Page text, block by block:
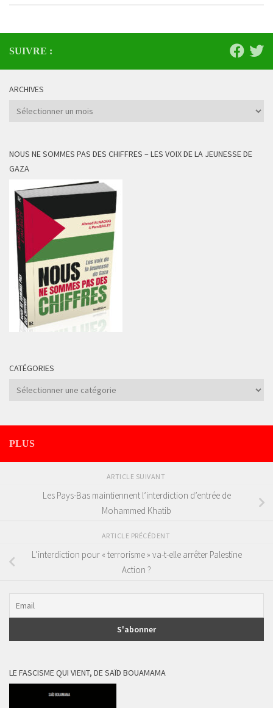
SUIVRE :
ARCHIVES
Archives
NOUS NE SOMMES PAS DES CHIFFRES – LES VOIX DE LA JEUNESSE DE
GAZA
CATÉGORIES
Catégories
PLUS
ARTICLE SUIVANT
Les Pays-Bas maintiennent l’interdiction d’entrée de
Mohammed Khatib
ARTICLE PRÉCÉDENT
L’interdiction pour « terrorisme » va-t-elle arrêter Palestine
Action ?
LE FASCISME QUI VIENT, DE SAÏD BOUAMAMA